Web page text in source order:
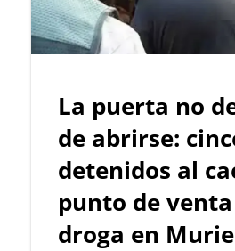
La puerta no
de abrirse:
detenidos al
punto de
droga en